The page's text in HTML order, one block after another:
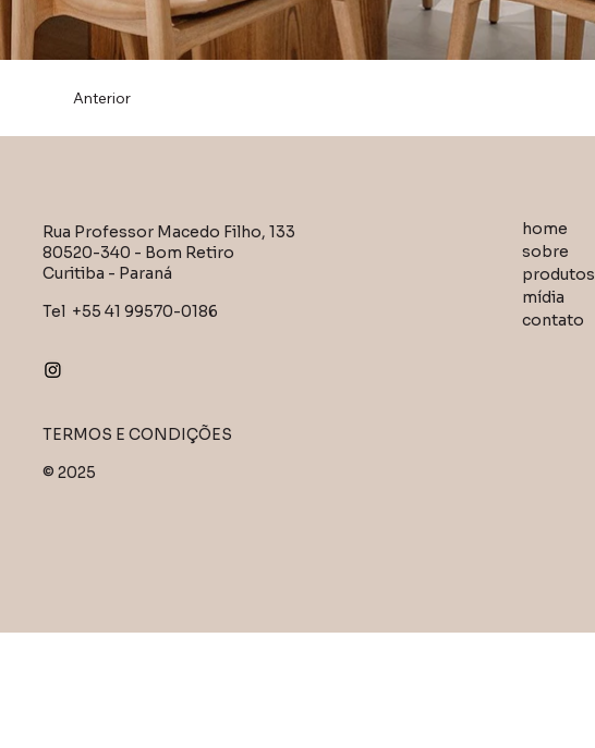
Anterior
Rua Professor Macedo Filho, 133
80520-340 - Bom Retiro
Curitiba - Paraná
Tel +55 41 99570-0186
TERMOS E CONDIÇÕES
© 2025
home
sobre
produtos
mídia
contato